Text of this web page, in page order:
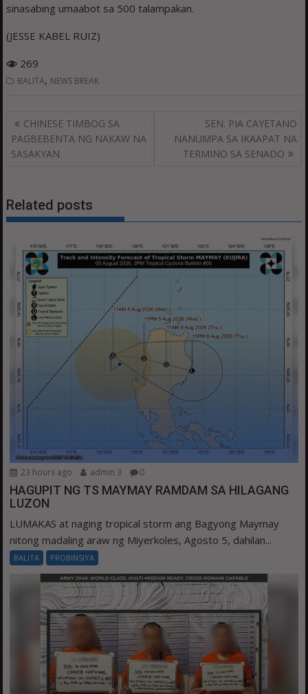
sinasabing umaabot sa 500 talampakan.
(JESSE KABEL RUIZ)
269
BALITA, NEWS BREAK
Post
navigation
CHINESE TIMBOG SA
PAGBEBENTA NG NAKAW NA
SASAKYAN
SEN. PIA CAYETANO
NANUMPA SA IKAAPAT NA
TERMINO SA SENADO
Related posts
23 hours ago admin 3 0
HAGUPIT NG TS MAYMAY RAMDAM SA HILAGANG
LUZON
LUMAKAS at naging tropical storm ang Bagyong Maymay
nitong madaling araw ng Miyerkoles, Agosto 5, dahilan...
BALITA PROBINSIYA